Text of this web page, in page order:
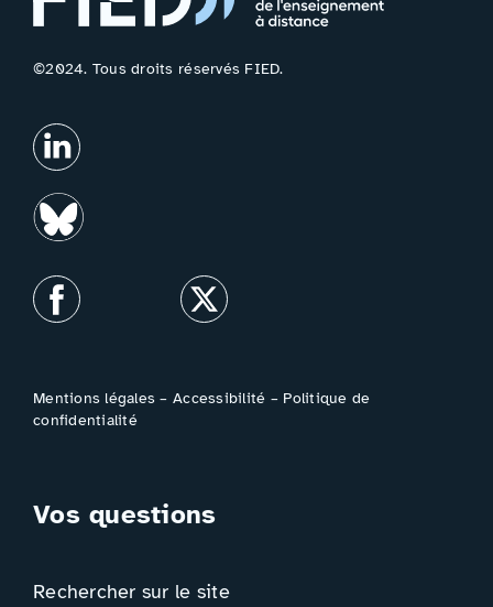
©2024. Tous droits réservés FIED.
Mentions légales –Accessibilité – Politique de
confidentialité
Vos questions
Rechercher sur le site